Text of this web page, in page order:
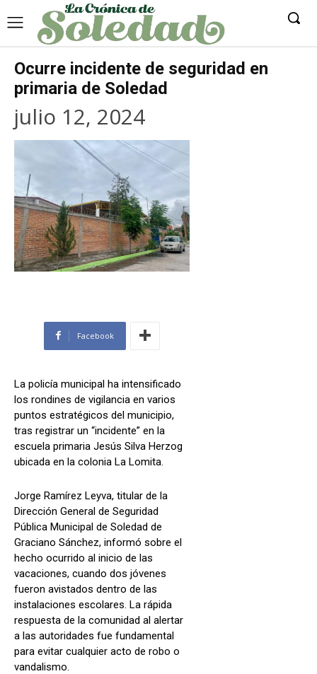
Ocurre incidente de seguridad en
primaria de Soledad
julio 12, 2024
Facebook
La policía municipal ha intensificado
los rondines de vigilancia en varios
puntos estratégicos del municipio,
tras registrar un “incidente” en la
escuela primaria Jesús Silva Herzog
ubicada en la colonia La Lomita.
Jorge Ramírez Leyva, titular de la
Dirección General de Seguridad
Pública Municipal de Soledad de
Graciano Sánchez, informó sobre el
hecho ocurrido al inicio de las
vacaciones, cuando dos jóvenes
fueron avistados dentro de las
instalaciones escolares. La rápida
respuesta de la comunidad al alertar
a las autoridades fue fundamental
para evitar cualquier acto de robo o
vandalismo.